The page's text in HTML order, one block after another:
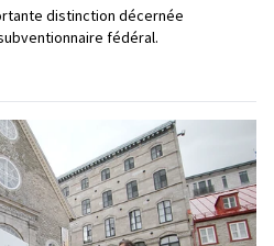
distinction décernée
fédéral.